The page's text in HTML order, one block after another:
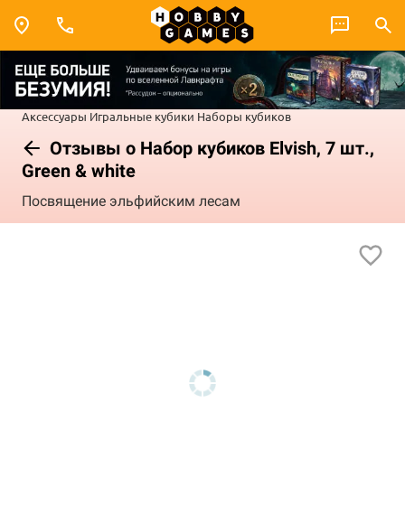
Аксессуары Игральные кубики Наборы кубиков
Отзывы о Набор кубиков Elvish, 7 шт.,
Green & white
Посвящение эльфийским лесам